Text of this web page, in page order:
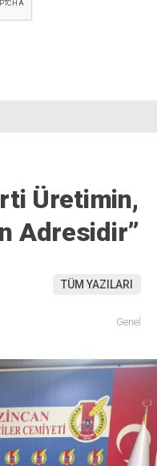
Üretimin,
Adresidir”
TÜM YAZILARI
Genel